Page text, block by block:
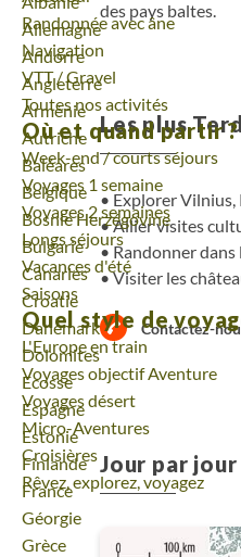
Voyage
Allemagne
Voyage
Andorre
Voyage
Angleterre
Voyage
Arménie
Voyage
Autriche
Voyage
Baléares
Voyage
Belgique
Voyage
Bosnie Herzégovine
Voyage
Bulgarie
Voyage
Canaries
Voyage
Croatie
Voyage
Danemark
Voyage
Dolomites
Voyage
Ecosse
Voyage
Espagne
Voyage
Estonie
Voyage
Finlande
Voyage
France
Voyage
Géorgie
Voyage
Grèce
Randonnée avec âne
Navigation
VTT / Gravel
Toutes nos activités
Où et quand partir ?
Week-end / courts séjours
Voyages 1 semaine
Voyages 2 semaines
Longs séjours
Vacances d'été
Saisons
Quel style de
L'Europe en train
Voyages objectif Aventure
Voyages désert
Micro-Aventures
Croisières
Rêvez, explorez, voyagez
des pays baltes.
Les plus
Explorer Vilnius,
Allier visites
Randonner dans
Visiter les
Contactez-
Jour par jour